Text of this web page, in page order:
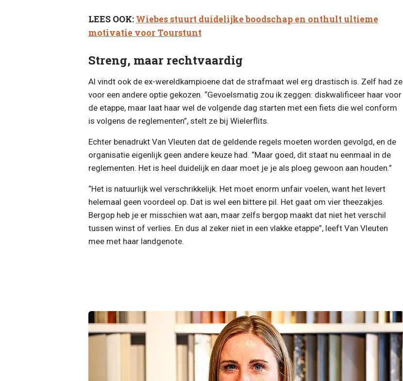
LEES OOK: Wiebes stuurt duidelijke boodschap en onthult ultieme
motivatie voor Tourstunt
Streng, maar rechtvaardig
Al vindt ook de ex-wereldkampioene dat de strafmaat wel erg drastisch is. Zelf had ze
voor een andere optie gekozen. “Gevoelsmatig zou ik zeggen: diskwalificeer haar voor
de etappe, maar laat haar wel de volgende dag starten met een fiets die wel conform
is volgens de reglementen”, stelt ze bij Wielerflits.
Echter benadrukt Van Vleuten dat de geldende regels moeten worden gevolgd, en de
organisatie eigenlijk geen andere keuze had. “Maar goed, dit staat nu eenmaal in de
reglementen. Het is heel duidelijk en daar moet je je als ploeg gewoon aan houden.”
“Het is natuurlijk wel verschrikkelijk. Het moet enorm unfair voelen, want het levert
helemaal geen voordeel op. Dat is wel een bittere pil. Het gaat om vier theezakjes.
Bergop heb je er misschien wat aan, maar zelfs bergop maakt dat niet het verschil
tussen winst of verlies. En dus al zeker niet in een vlakke etappe”, leeft Van Vleuten
mee met haar landgenote.